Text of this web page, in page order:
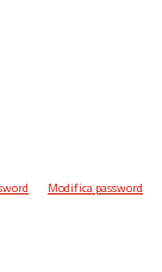
Modifica password